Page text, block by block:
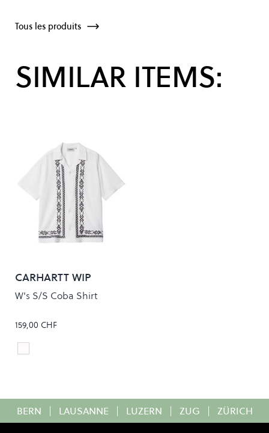
Tous les produits
SIMILAR ITEMS:
CARHARTT WIP
W's S/S Coba Shirt
159,00 CHF
Colour
White
BERN | LAUSANNE | LUZERN | ZUG | ZÜRICH